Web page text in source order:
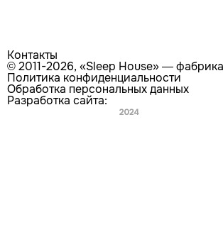
Контакты
© 2011-2026, «Sleep House» —
Политика конфиденциальности
Обработка персональных данных
Разработка сайта: